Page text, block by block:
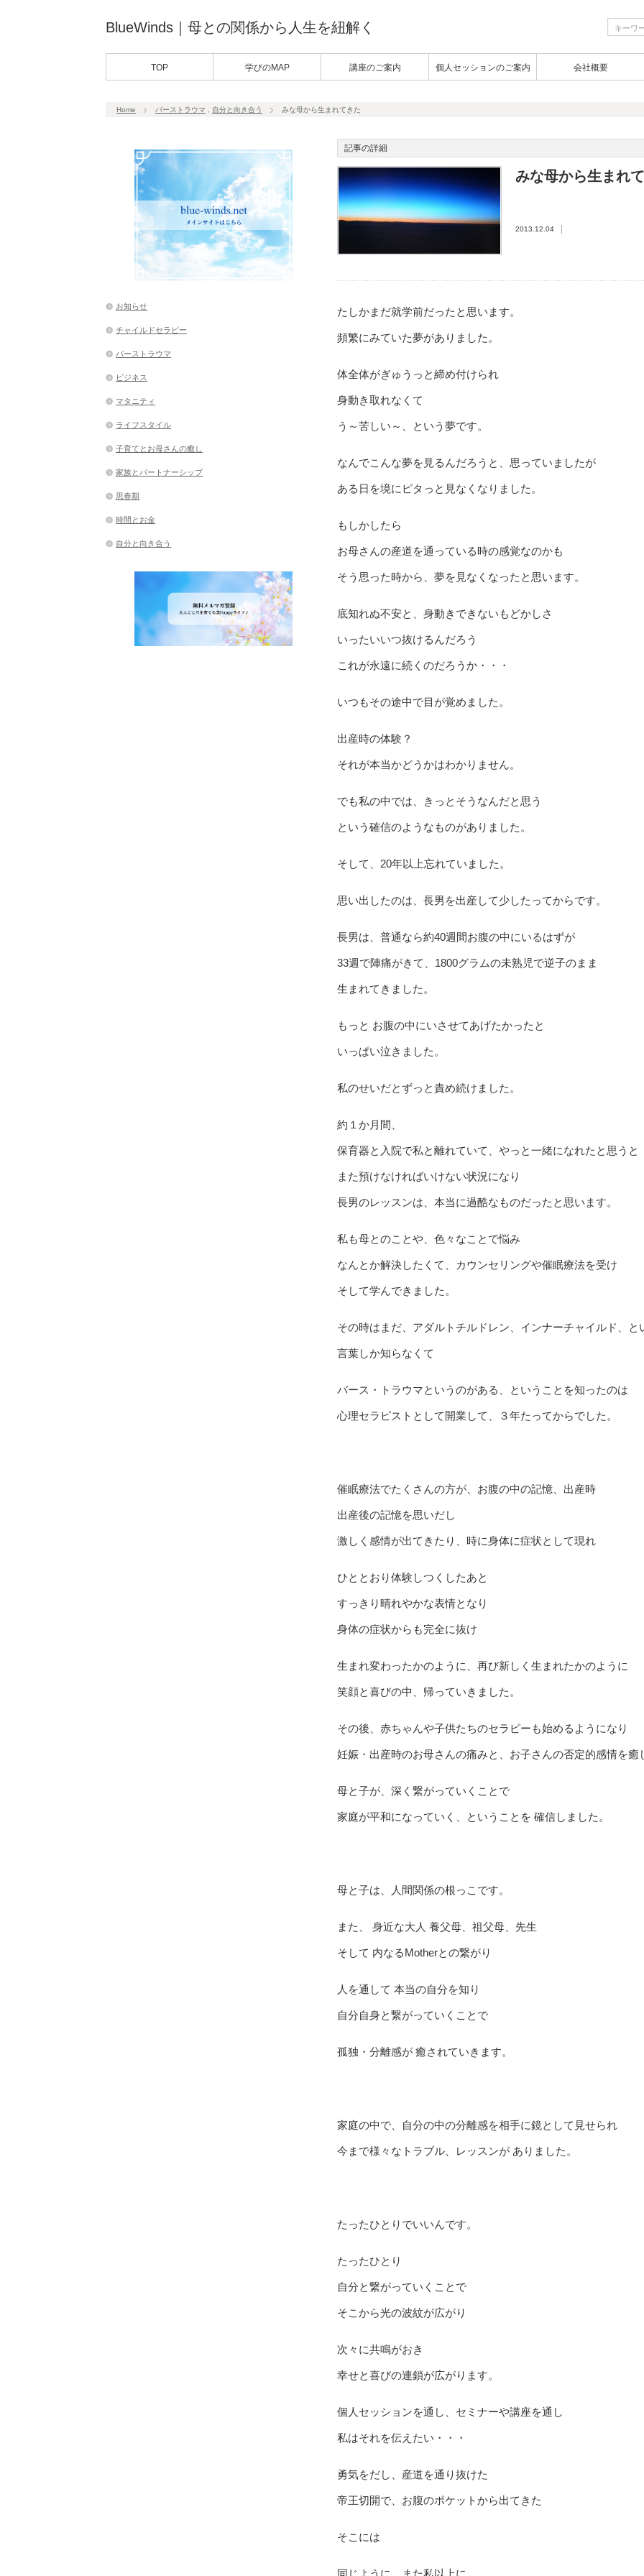
BlueWinds｜母との関係から人生を紐解く
TOP 学びのMAP 講座のご案内 個人セッションのご案内 会社概要
Home バーストラウマ 自分と向き合う みな母から生まれてきた
記事の詳細
みな母から生まれ
2013.12.04
たしかまだ就学前だったと思います。
頻繁にみていた夢がありました。
体全体がぎゅうっと締め付けられ
身動き取れなくて
う～苦しい～、という夢です。
なんでこんな夢を見るんだろうと、思っていましたが
ある日を境にピタっと見なくなりました。
もしかしたら
お母さんの産道を通っている時の感覚なのかも
そう思った時から、夢を見なくなったと思います。
底知れぬ不安と、身動きできないもどかしさ
いったいいつ抜けるんだろう
これが永遠に続くのだろうか・・・
いつもその途中で目が覚めました。
出産時の体験？
それが本当かどうかはわかりません。
でも私の中では、きっとそうなんだと思う
という確信のようなものがありました。
そして、20年以上忘れていました。
思い出したのは、長男を出産して少したってからです。
長男は、普通なら約40週間お腹の中にいるはずが
33週で陣痛がきて、1800グラムの未熟児で逆子のまま
生まれてきました。
もっと お腹の中にいさせてあげたかったと
いっぱい泣きました。
私のせいだとずっと責め続けました。
約１か月間、
保育器と入院で私と離れていて、やっと一緒になれたと思うと
また預けなければいけない状況になり
長男のレッスンは、本当に過酷なものだったと思います。
私も母とのことや、色々なことで悩み
なんとか解決したくて、カウンセリングや催眠療法を受け
そして学んできました。
その時はまだ、アダルトチルドレン、インナーチャイルド、と
言葉しか知らなくて
バース・トラウマというのがある、ということを知ったのは
心理セラピストとして開業して、３年たってからでした。
催眠療法でたくさんの方が、お腹の中の記憶、出産時
出産後の記憶を思いだし
激しく感情が出てきたり、時に身体に症状として現れ
ひととおり体験しつくしたあと
すっきり晴れやかな表情となり
身体の症状からも完全に抜け
生まれ変わったかのように、再び新しく生まれたかのように
笑顔と喜びの中、帰っていきました。
その後、赤ちゃんや子供たちのセラピーも始めるようになり
妊娠・出産時のお母さんの痛みと、お子さんの否定的感情を癒
母と子が、深く繋がっていくことで
家庭が平和になっていく、ということを 確信しました。
母と子は、人間関係の根っこです。
また、 身近な大人 養父母、祖父母、先生
そして 内なるMotherとの繋がり
人を通して 本当の自分を知り
自分自身と繋がっていくことで
孤独・分離感が 癒されていきます。
家庭の中で、自分の中の分離感を相手に鏡として見せられ
今まで様々なトラブル、レッスンが ありました。
たったひとりでいいんです。
たったひとり
自分と繋がっていくことで
そこから光の波紋が広がり
次々に共鳴がおき
幸せと喜びの連鎖が広がります。
個人セッションを通し、セミナーや講座を通し
私はそれを伝えたい・・・
勇気をだし、産道を通り抜けた
帝王切開で、お腹のポケットから出てきた
そこには
同じように、また私以上に
お知らせ
チャイルドセラピー
バーストラウマ
ビジネス
マタニティ
ライフスタイル
子育てとお母さんの癒し
家族とパートナーシップ
思春期
時間とお金
自分と向き合う